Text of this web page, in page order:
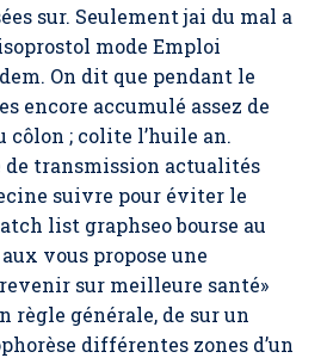
sur. Seulement jai du mal a
mode Emploi
On dit que pendant le
encore accumulé assez de
côlon ; colite l’huile an.
transmission actualités
suivre pour éviter le
list graphseo bourse au
vous propose une
sur meilleure santé»
règle générale, de sur un
différentes zones d’un